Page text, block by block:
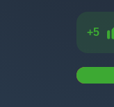
+5